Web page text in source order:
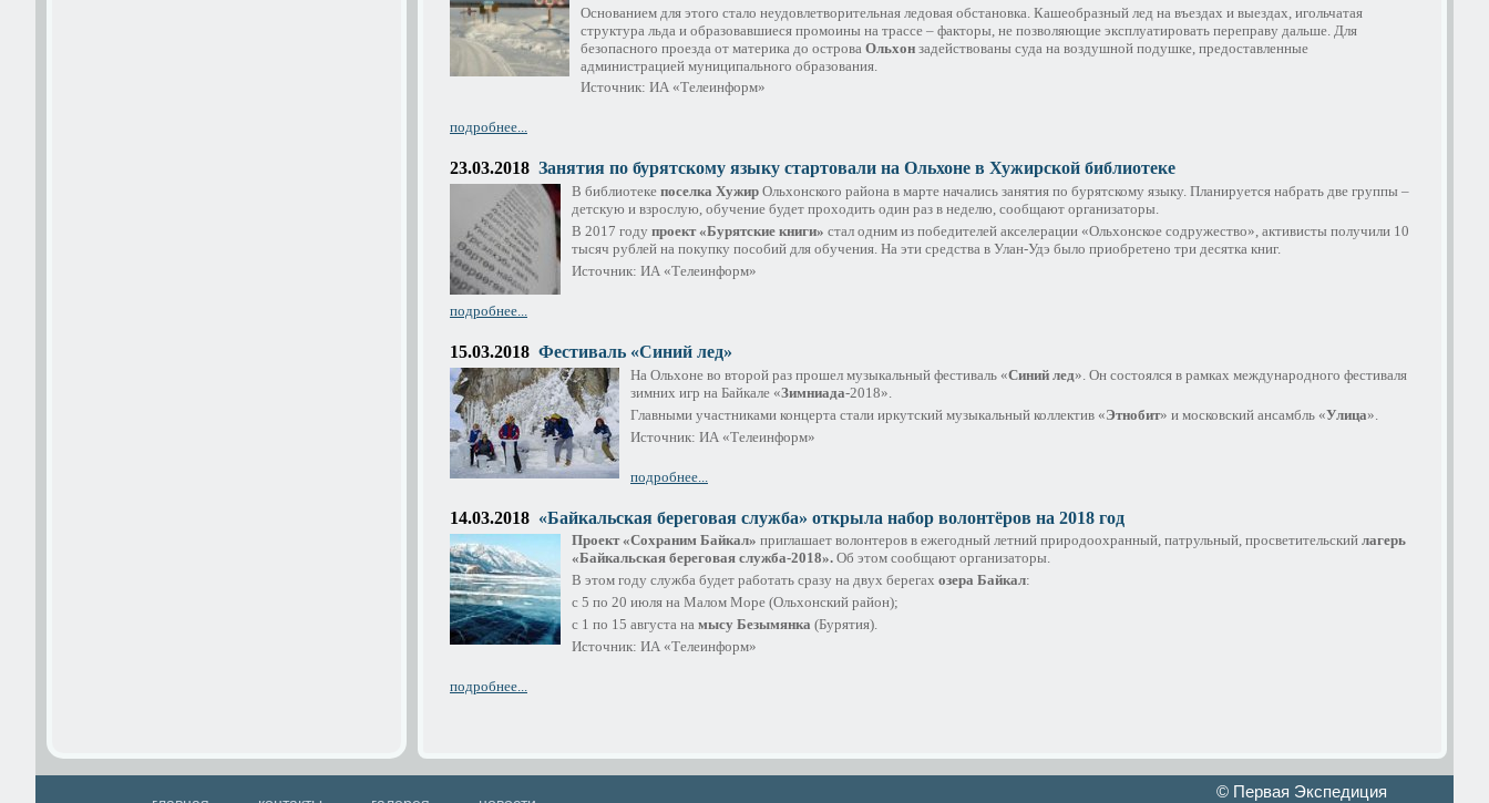
Основанием для этого стало неудовлетворительная ледовая обстановка. Кашеобразный лед на въездах и выездах, игольчатая
структура льда и образовавшиеся промоины на трассе – факторы, не позволяющие эксплуатировать переправу дальше. Для
безопасного проезда от материка до острова Ольхон задействованы суда на воздушной подушке, предоставленные
администрацией муниципального образования.
Источник: ИА «Телеинформ»
подробнее...
23.03.2018 Занятия по бурятскому языку стартовали на Ольхоне в Хужирской библиотеке
В библиотеке поселка Хужир Ольхонского района в марте начались занятия по бурятскому языку. Планируется набрать две группы –
детскую и взрослую, обучение будет проходить один раз в неделю, сообщают организаторы.
В 2017 году проект «Бурятские книги» стал одним из победителей акселерации «Ольхонское содружество», активисты получили 10
тысяч рублей на покупку пособий для обучения. На эти средства в Улан-Удэ было приобретено три десятка книг.
Источник: ИА «Телеинформ»
подробнее...
15.03.2018 Фестиваль «Синий лед»
На Ольхоне во второй раз прошел музыкальный фестиваль «Синий лед». Он состоялся в рамках международного фестиваля
зимних игр на Байкале «Зимниада-2018».
Главными участниками концерта стали иркутский музыкальный коллектив «Этнобит» и московский ансамбль «Улица».
Источник: ИА «Телеинформ»
подробнее...
14.03.2018 «Байкальская береговая служба» открыла набор волонтёров на 2018 год
Проект «Сохраним Байкал» приглашает волонтеров в ежегодный летний природоохранный, патрульный, просветительский лагерь
«Байкальская береговая служба-2018». Об этом сообщают организаторы.
В этом году служба будет работать сразу на двух берегах озера Байкал:
с 5 по 20 июля на Малом Море (Ольхонский район);
с 1 по 15 августа на мысу Безымянка (Бурятия).
Источник: ИА «Телеинформ»
подробнее...
© Первая Экспедиция